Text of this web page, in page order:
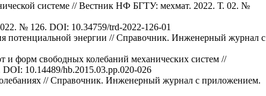
системе // Вестник НФ БГТУ: мехмат. 2022. Т. 02. №
№ 126. DOI: 10.34759/trd-2022-126-01
потенциальной энергии // Справочник. Инженерный журнал с
и форм свободных колебаний механических систем //
10.14489/hb.2015.03.pp.020-026
// Справочник. Инженерный журнал с приложением.